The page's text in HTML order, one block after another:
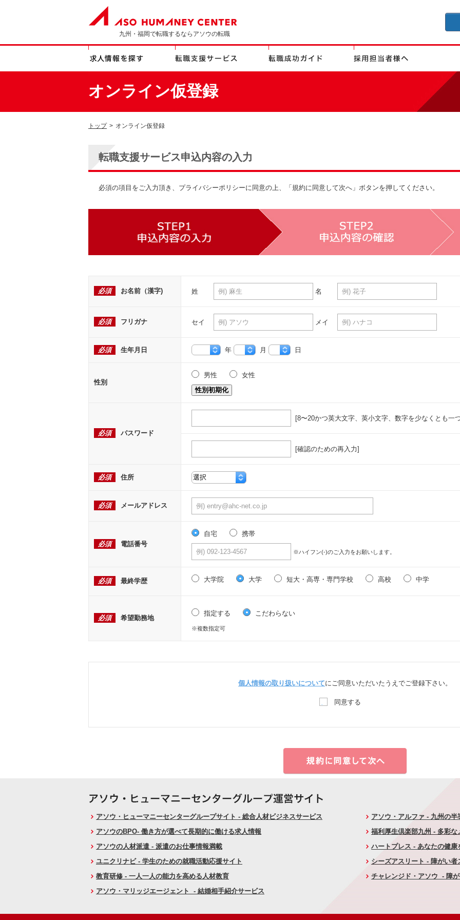
九州・福岡で転職するならアソウの転職
オンライン仮登録
トップ > オンライン仮登録
転職支援サービス申込内容の入力
必須の項目をご入力頂き、プライバシーポリシーに同意の上、「規約に同意して次へ」ボタンを押してください。
必須 お名前（漢字) 姓 名
必須 フリガナ セイ メイ
必須 生年月日 年 月 日
性別
男性
女性
性別初期化
必須 パスワード
[8〜20かつ英大文字、英小文字、数字を少なくとも一
[確認のための再入力]
必須 住所
必須 メールアドレス
必須 電話番号
自宅 携帯
※ハイフン(-)のご入力をお願いします。
必須 最終学歴 大学院 大学 短大・高専・専門学校 高校 中学
必須 希望勤務地
指定する こだわらない
※複数指定可
個人情報の取り扱いについてにご同意いただいたうえでご登録下さい。
同意する
アソウ・ヒューマニーセンターグループサイト - 総合人材ビジネスサービス
アソウのBPO- 働き方が選べて長期的に働ける求人情報
アソウの人材派遣 - 派遣のお仕事情報満載
ユニクリナビ - 学生のための就職活動応援サイト
教育研修 - 一人一人の能力を高める人材教育
アソウ・マリッジエージェント - 結婚相手紹介サービス
アソウ・アルファ - 九州の
福利厚生倶楽部九州 - 多彩
ハートプレス - あなたの健康
シーズアスリート - 障がい
チャレンジド・アソウ - 障